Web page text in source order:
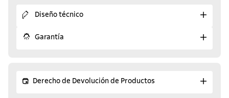
Diseño técnico
Garantía
Derecho de Devolución de Productos